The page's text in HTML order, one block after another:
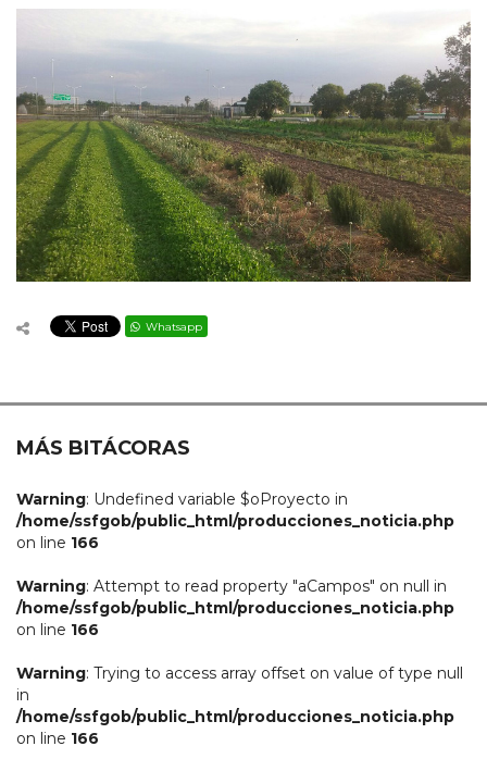
Whatsapp
MÁS BITÁCORAS
Warning: Undefined variable $oProyecto in
/home/ssfgob/public_html/producciones_noticia.php
on line 166
Warning: Attempt to read property "aCampos" on null in
/home/ssfgob/public_html/producciones_noticia.php
on line 166
Warning: Trying to access array offset on value of type null
in
/home/ssfgob/public_html/producciones_noticia.php
on line 166